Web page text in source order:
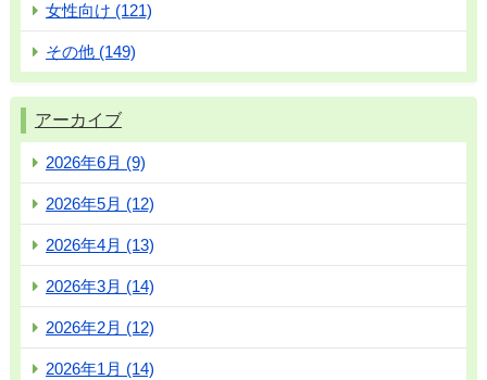
女性向け (121)
その他 (149)
アーカイブ
2026年6月 (9)
2026年5月 (12)
2026年4月 (13)
2026年3月 (14)
2026年2月 (12)
2026年1月 (14)